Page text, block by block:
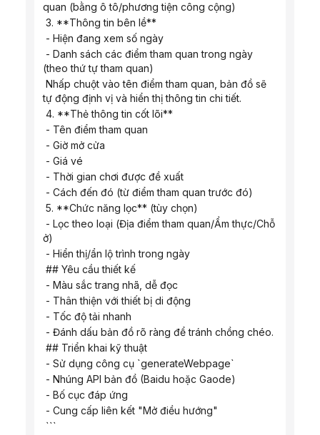
quan (bằng ô tô/phương tiện công cộng)
3. **Thông tin bên lề**
- Hiện đang xem số ngày
(theo thứ tự tham quan)
tự động định vị và hiển thị thông tin chi tiết.
4. **Thẻ thông tin cốt lõi**
- Tên điểm tham quan
- Giờ mở cửa
- Giá vé
- Thời gian chơi được đề xuất
- Cách đến đó (từ điểm tham quan trước đó)
5. **Chức năng lọc** (tùy chọn)
ở)
- Hiển thị/ẩn lộ trình trong ngày
## Yêu cầu thiết kế
- Màu sắc trang nhã, dễ đọc
- Thân thiện với thiết bị di động
- Tốc độ tải nhanh
- Đánh dấu bản đồ rõ ràng để tránh chồng chéo.
## Triển khai kỹ thuật
- Sử dụng công cụ `generateWebpage`
- Nhúng API bản đồ (Baidu hoặc Gaode)
- Bố cục đáp ứng
- Cung cấp liên kết "Mở điều hướng"
```